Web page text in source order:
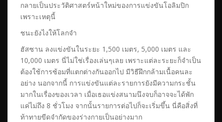
กลายเป็นประวัติศาสตร์หน้าใหม่ของการแข่งขันโอลิมปิก
เพราะเหตุนี้
ชนะยังไงให้โลกจำ
ฮัสซาน ลงแข่งขันในระยะ 1,500 เมตร, 5,000 เมตร และ
10,000 เมตร นี่ไม่ใช่เรื่องเล่นๆเลย เพราะแต่ละระยะก็จำเป็น
ต้องใช้การซ้อมที่แตกต่างกันออกไป มีวิธีฝึกกล้ามเนื้อคนละ
อย่าง นอกจากนี้ การแข่งขันแต่ละรายการยังมีความกระชั้น
มากในเรื่องของเวลา เมื่อเธอแข่งสนามนึงจบก็อาจจะได้พัก
แค่ไม่ถึง 8 ชั่วโมง จากนั้นรายการต่อไปก็จะเริ่มขึ้น นี่คือสิ่งที่
ท้าทายขีดจำกัดของร่างกายเป็นอย่างมาก